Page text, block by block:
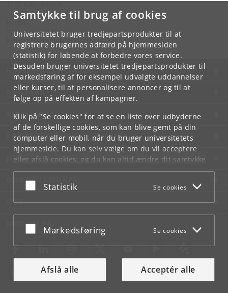
Samtykke til brug af cookies
Universitetet bruger tredjepartsprodukter til at
registrere brugernes adfærd på hjemmesiden
(statistik) for løbende at forbedre vores service.
Desuden bruger universitetet tredjepartsprodukter til
markedsføring af for eksempel udvalgte uddannelser
eller kurser, til at personalisere annoncer og til at
følge op på effekten af kampagner.
Klik på "Se cookies" for at se en liste over udbyderne
af de forskellige cookies, som kan blive gemt på din
computer eller mobil, når du bruger universitetets
hjemmeside. Du kan selv vælge om du vil acceptere
eller afslå cookies, og du kan altid ændre dit samtykke
underCookie- og privatlivspolitiksom du finder i
bunden af hver side.
Acceptér eller afslå
Statistik Se cookies
Acceptér eller afslå
Markedsføring Se cookies
Afslå alle Acceptér alle
Videreuddannelse og Livslang Læring
.ku
KØBENHAVNS UNIVERSITET
KONTAKT
SERVICES
FOR STUDERENDE OG ANSATTE
JOB OG KARRIERE
NØDSITUATIONER
WEB
MØD KU PÅ